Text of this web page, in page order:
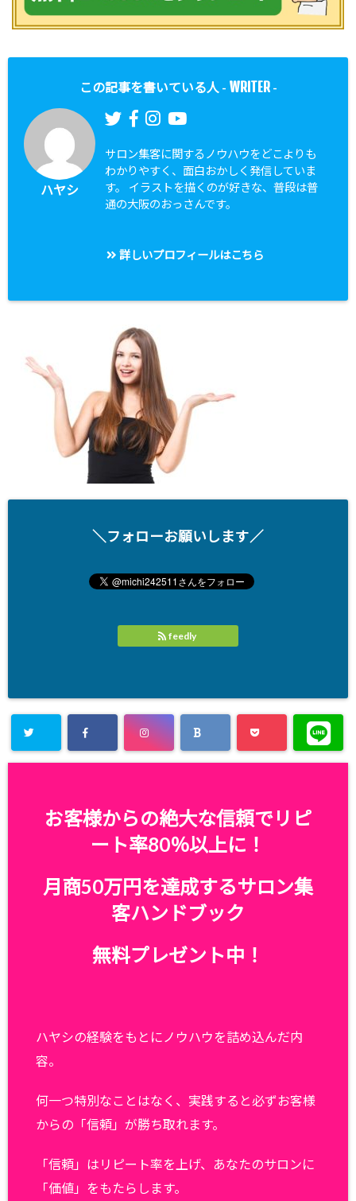
この記事を書いている人 - WRITER-
ハヤシ
サロン集客に関するノウハウをどこよりも
わかりやすく、面白おかしく発信していま
す。 イラストを描くのが好きな、普段は普
通の大阪のおっさんです。
詳しいプロフィールはこちら
＼フォローお願いします／
feedly
お客様からの絶大な信頼でリピ
ート率80％以上に！
月商50万円を達成するサロン集
客ハンドブック
無料プレゼント中！
ハヤシの経験をもとにノウハウを詰め込んだ内
容。
何一つ特別なことはなく、実践すると必ずお客様
からの「信頼」が勝ち取れます。
「信頼」はリピート率を上げ、あなたのサロンに
「価値」をもたらします。